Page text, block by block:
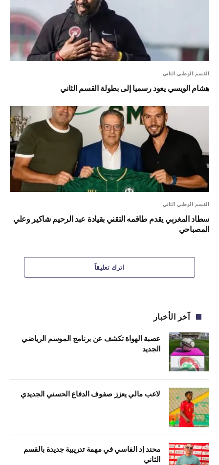
القسم الوطني الثاني
هشام الويسي يعود رسميا إلى بطولة القسم الثاني
القسم الوطني الثاني
سطاد المغربي يقدم طاقمه التقني بقيادة عبد الرحيم شاكير وعلي
المصباحي
اترك تعليقاً
آخر الأخبار
عصبة الهواة تكشف عن برنامج الموسم الرياضي
الجديد
لاعب مالي يعزز صفوف الدفاع الحسني الجديدي
محند إد الفاسي في مهمة تدريبية جديدة بالقسم
الثاني